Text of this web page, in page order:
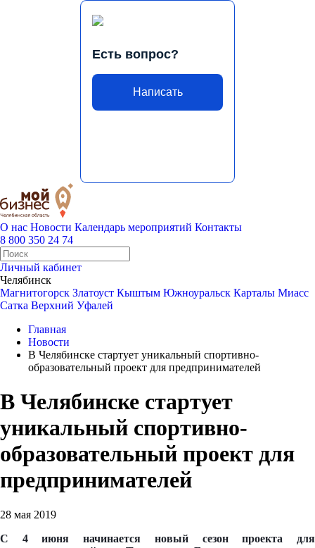
Есть вопрос?
Написать
О нас Новости Календарь мероприятий Контакты
8 800 350 24 74
Личный кабинет
Челябинск
Магнитогорск Златоуст Кыштым Южноуральск Карталы Миасс
Сатка Верхний Уфалей
Главная
Новости
В Челябинске стартует уникальный спортивно-
образовательный проект для предпринимателей
В Челябинске стартует
уникальный спортивно-
образовательный проект для
предпринимателей
28 мая 2019
С 4 июня начинается новый сезон проекта для